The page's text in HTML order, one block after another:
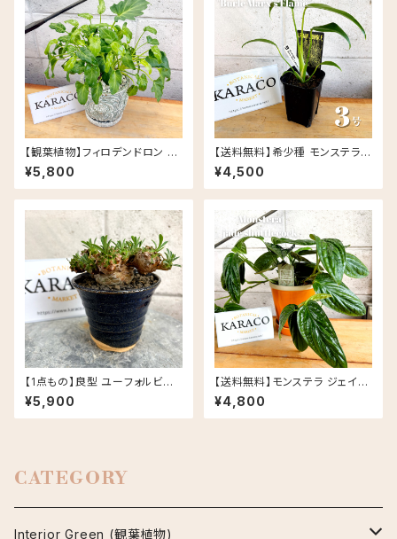
【観葉植物】フィロデンドロン ク
ッカバラ ライム バリエガータ 斑
入り 5号 Rosa セメント鉢
¥5,800
【送料無料】希少種 モンステラ
バールマルクスフレイム 3号 Ur
ban Jungle
¥4,500
【1点もの】良型 ユーフォルビア
峨眉山 信楽焼 陶器鉢 多肉植物
¥5,900
【送料無料】モンステラ ジェイド
シャトルコック 5号 グロッシーポ
ット アプリコット 皿セット セラミ
ック鉢
¥4,800
CATEGORY
Interior Green (観葉植物)